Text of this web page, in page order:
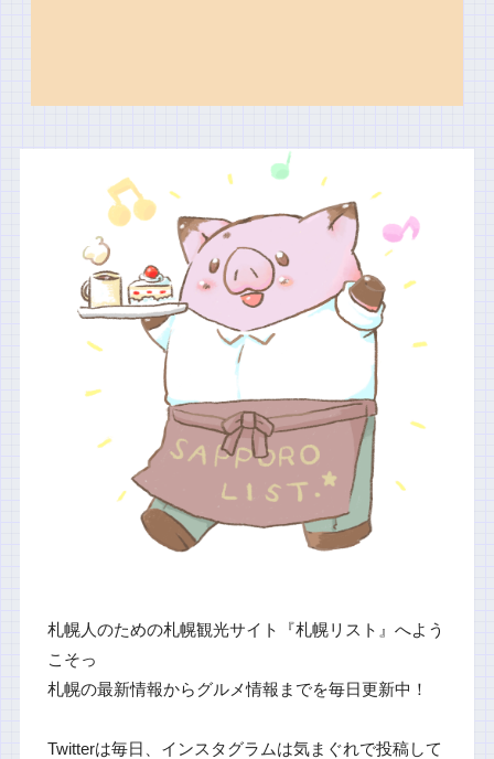
札幌人のための札幌観光サイト『札幌リスト』へよう
こそっ
札幌の最新情報からグルメ情報までを毎日更新中！
Twitterは毎日、インスタグラムは気まぐれで投稿して